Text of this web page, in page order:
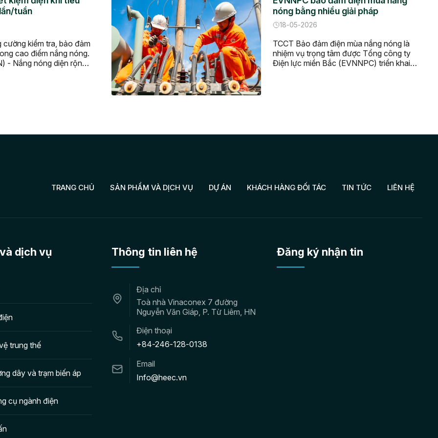
miền bắc, trung, nam đều xác […]
tuần
cường kiểm tra, bảo đảm
cao điểm nắng nóng.
- Nắng nóng diện rộng
nóng bằng nhiều giải pháp
18-05-2026
TCCT Bảo đảm điện mùa nắng nóng là
nhiệm vụ trọng tâm được Tổng công ty
Điện lực miền Bắc (EVNNPC) triển khai
TRANG CHỦ SẢN PHẨM VÀ DỊCH VỤ DỰ ÁN KHÁCH HÀNG ĐỐI TÁC TIN TỨC LIÊN HỆ
dịch vụ
trung thế
dây và trạm biến áp
cụ ngành điện
Thông tin liên hệ
Địa chỉ
Toà nhà Vinaconex 7 đường
Nguyễn Văn Giáp, P. Từ Liêm, HN
Điện thoại
+84-246-128-0138
Email
Info@heec.vn
Đăng ký nhận tin